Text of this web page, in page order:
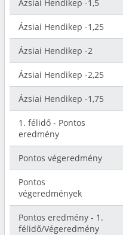
Ázsiai Hendikep -1,5
Ázsiai Hendikep -1,25
Ázsiai Hendikep -2
Ázsiai Hendikep -2,25
Ázsiai Hendikep -1,75
1. félidő - Pontos
eredmény
Pontos végeredmény
Pontos
végeredmények
Pontos eredmény - 1.
félidő/Végeredmény